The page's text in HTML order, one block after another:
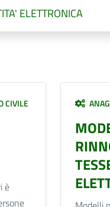
ELETTRONICA
CIVILE
è